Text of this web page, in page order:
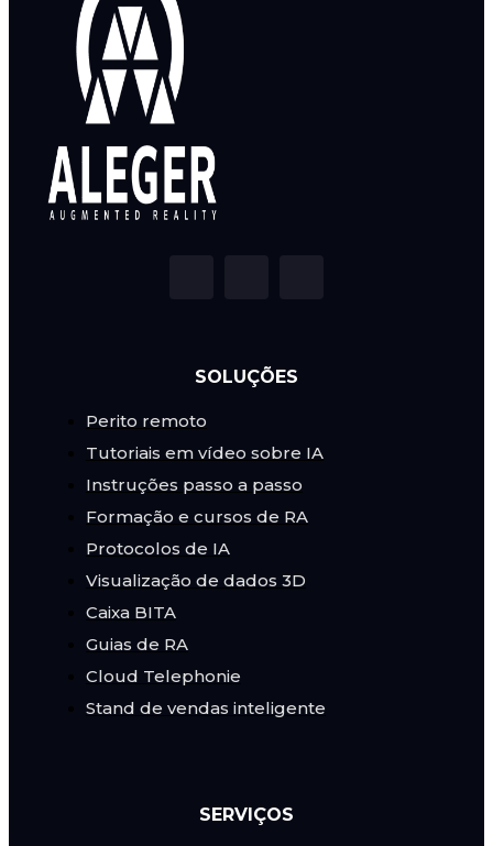
SOLUÇÕES
Perito remoto
Tutoriais em vídeo sobre IA
Instruções passo a passo
Formação e cursos de RA
Protocolos de IA
Visualização de dados 3D
Caixa BITA
Guias de RA
Cloud Telephonie
Stand de vendas inteligente
SERVIÇOS